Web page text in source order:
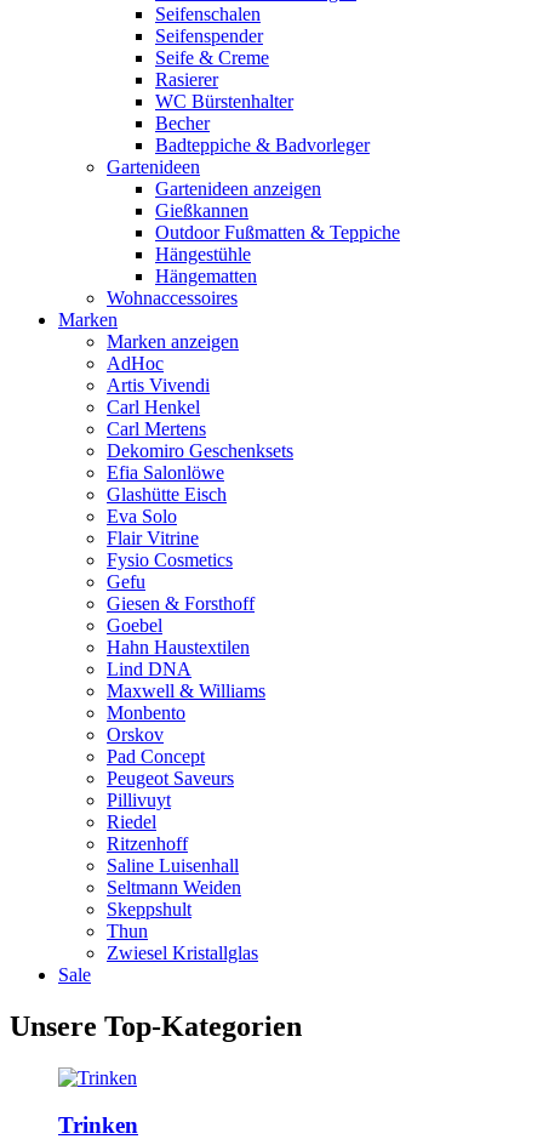
Seifenschalen
Seifenspender
Seife & Creme
Rasierer
WC Bürstenhalter
Becher
Badteppiche & Badvorleger
Gartenideen
Gartenideen anzeigen
Gießkannen
Outdoor Fußmatten & Teppiche
Hängestühle
Hängematten
Wohnaccessoires
Marken
Marken anzeigen
AdHoc
Artis Vivendi
Carl Henkel
Carl Mertens
Dekomiro Geschenksets
Efia Salonlöwe
Glashütte Eisch
Eva Solo
Flair Vitrine
Fysio Cosmetics
Gefu
Giesen & Forsthoff
Goebel
Hahn Haustextilen
Lind DNA
Maxwell & Williams
Monbento
Orskov
Pad Concept
Peugeot Saveurs
Pillivuyt
Riedel
Ritzenhoff
Saline Luisenhall
Seltmann Weiden
Skeppshult
Thun
Zwiesel Kristallglas
Sale
Unsere Top-Kategorien
Trinken